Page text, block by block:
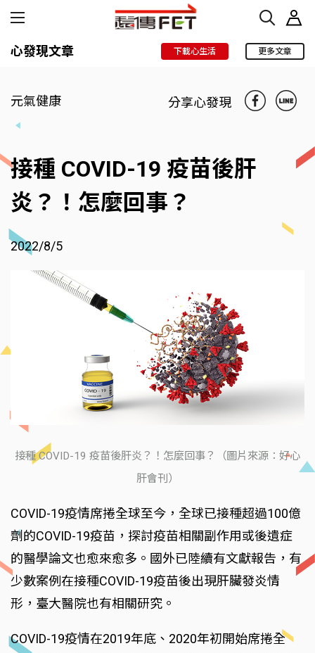
心發現文章 下載心生活 更多文章
元氣健康 分享心發現
接種 COVID-19 疫苗後肝
炎？！怎麼回事？
2022/8/5
接種 COVID-19 疫苗後肝炎？！怎麼回事？（圖片來源：好心
肝會刊）
COVID-19疫情席捲全球至今，全球已接種超過100億
劑的COVID-19疫苗，探討疫苗相關副作用或後遺症
的醫學論文也愈來愈多。國外已陸續有文獻報告，有
少數案例在接種COVID-19疫苗後出現肝臟發炎情
形，臺大醫院也有相關研究。
COVID-19疫情在2019年底、2020年初開始席捲全